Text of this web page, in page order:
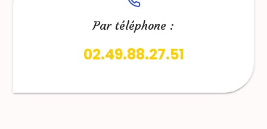
Par téléphone :
02.49.88.27.51